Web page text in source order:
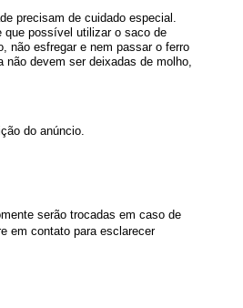
precisam de cuidado especial.
que possível utilizar o saco de
não esfregar e nem passar o ferro
não devem ser deixadas de molho,
do anúncio.
serão trocadas em caso de
em contato para esclarecer